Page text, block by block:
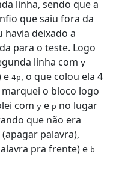
linha, sendo que a
que saiu fora da
havia deixado a
para o teste. Logo
linha com y
e 4p, o que colou ela 4
marquei o bloco logo
com y e p no lugar
que não era
(apagar palavra),
pra frente) e b